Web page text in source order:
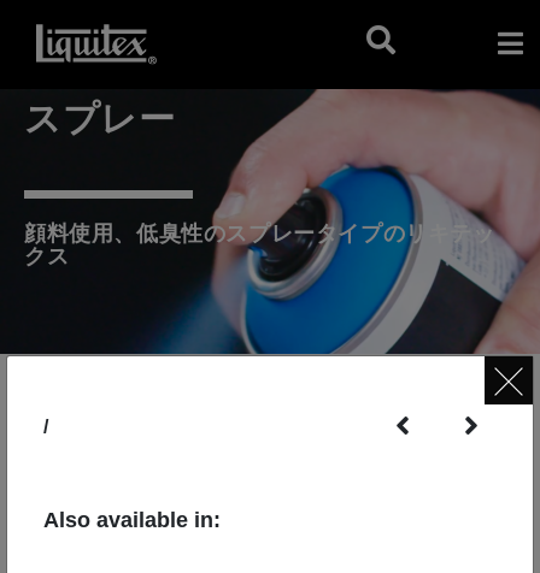
スプレー
顔料使用、低臭性のスプレータイプのリキテッ
クス
/
Also available in: